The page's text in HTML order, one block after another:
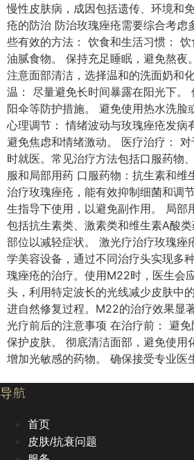
慢性皮肤病，成因包括遗传、环境和
疮的防治 防治玫瑰痤疮需要综合考虑
些有效的方法： 饮食和生活习惯： 饮
油腻食物。 保持充足睡眠，避免熬夜
注意面部清洁，选择温和的洗面奶和
温： 尽量避免长时间暴露在阳光下。
阳伞等防护措施。 避免使用热水洗脸
心理调节： 情绪波动与玫瑰痤疮发病
避免焦虑和情绪激动。 医疗治疗：
时就医。常见治疗方法包括口服药物
服和局部用药 口服药物：抗生素和维
治疗玫瑰痤疮，能有效抑制细菌和调
生指导下使用，以避免副作用。 局部
包括抗生素类、激素类和维生素A酸
部位以减轻症状。 激光疗治疗玫瑰
学美容设备，通过不同治疗头实现多
瑰痤疮的治疗。使用M22时，医生会
头，利用特定波长的光线减少皮肤中
进自然修复过程。M22的治疗效果显
光疗前后的注意事项 在治疗前： 避
保护皮肤。 彻底清洁面部，避免使用
增加光敏感的药物。 确保接受专业
导航
首页
皮肤/抗衰问题